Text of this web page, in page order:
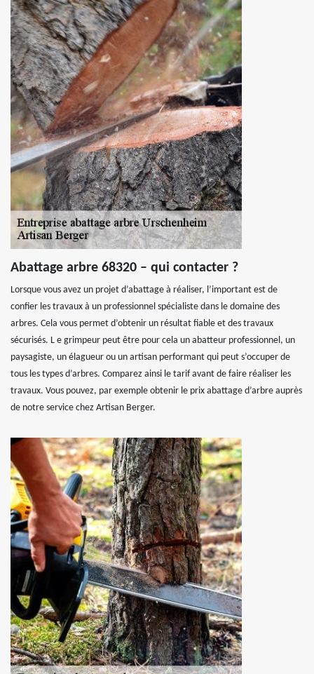
Abattage arbre 68320 – qui contacter ?
Lorsque vous avez un projet d’abattage à réaliser, l’important est de
confier les travaux à un professionnel spécialiste dans le domaine des
arbres. Cela vous permet d’obtenir un résultat fiable et des travaux
sécurisés. L e grimpeur peut être pour cela un abatteur professionnel, un
paysagiste, un élagueur ou un artisan performant qui peut s’occuper de
tous les types d’arbres. Comparez ainsi le tarif avant de faire réaliser les
travaux. Vous pouvez, par exemple obtenir le prix abattage d’arbre auprès
de notre service chez Artisan Berger.